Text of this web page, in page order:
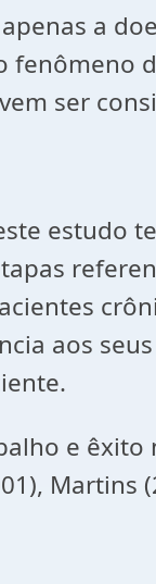
a
ser
estudo
aos
e
Martins